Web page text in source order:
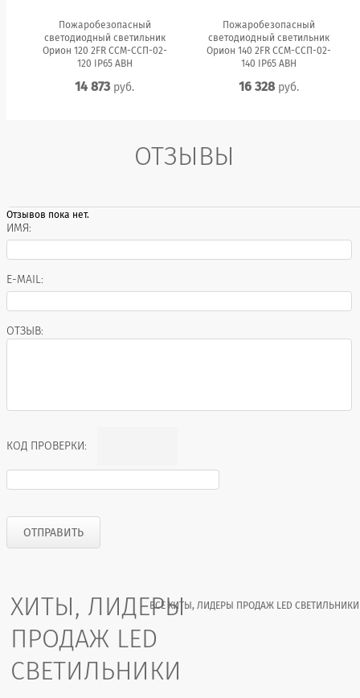
Пожаробезопасный
светодиодный светильник
Орион 120 2FR ССМ-ССП-02-
120 IP65 АВН
14 873 руб.
Пожаробезопасный
светодиодный светильник
Орион 140 2FR ССМ-ССП-02-
140 IP65 АВН
16 328руб.
ОТЗЫВЫ
Отзывов пока нет.
ИМЯ:
E-MAIL:
ОТЗЫВ:
КОД ПРОВЕРКИ:
ХИТЫ, ЛИДЕРЫ
ПРОДАЖ LED
СВЕТИЛЬНИКИ
ВСЕ ХИТЫ, ЛИДЕРЫ ПРОДАЖ LED СВЕТИЛЬНИКИ